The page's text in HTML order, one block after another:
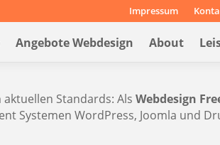
Impressum
Angebote Webdesign About
Standards: Als Webdesign
Systemen WordPress, Joomla und